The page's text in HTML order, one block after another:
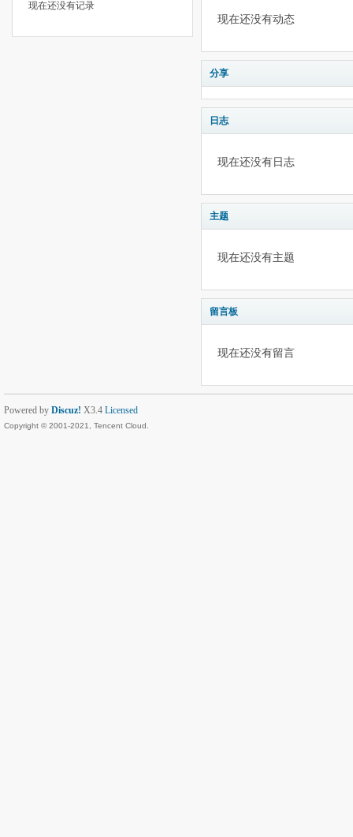
现在还没有记录
现在还没有动态
分享
日志
现在还没有日志
主题
现在还没有主题
留言板
现在还没有留言
Powered by Discuz! X3.4 Licensed
Copyright © 2001-2021, Tencent Cloud.